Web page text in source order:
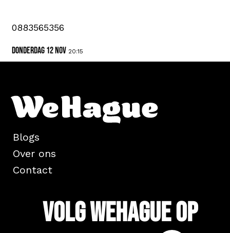
0883565356
donderdag 12 nov 20:15
Blogs
Over ons
Contact
Volg WeHague op